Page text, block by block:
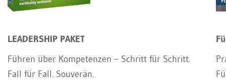
LEADERSHIP PAKET
Führen über Kompetenzen – Schritt für Schritt.
Fall für Fall. Souverän.